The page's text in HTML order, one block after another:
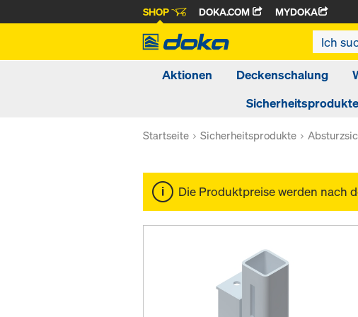
SHOP DOKA.COM MYDOKA
Aktionen Deckenschalung
Sicherheitsprodukte
Startseite Sicherheitsprodukte
Die Produktpreise werden nach